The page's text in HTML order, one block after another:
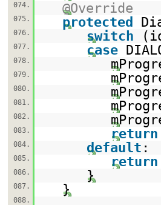
074.
@Override
075. protected
076. switch
077. case
078.
079.
080.
081.
082.
083. return
084. default :
085. return
086. }
087. }
088.